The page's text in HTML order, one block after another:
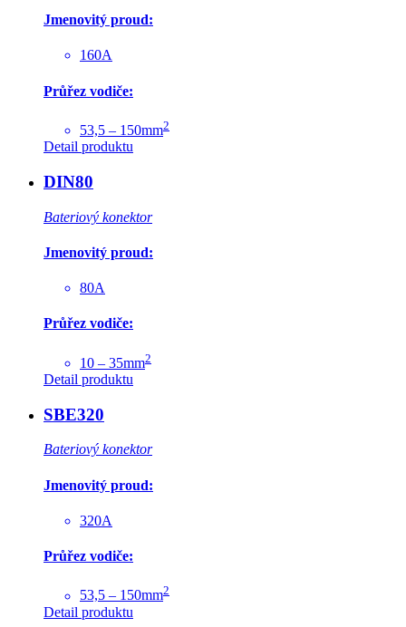
Jmenovitý proud:
160A
Průřez vodiče:
53,5 – 150mm2
Detail produktu
DIN80
Bateriový konektor
Jmenovitý proud:
80A
Průřez vodiče:
10 – 35mm2
Detail produktu
SBE320
Bateriový konektor
Jmenovitý proud:
320A
Průřez vodiče:
53,5 – 150mm2
Detail produktu